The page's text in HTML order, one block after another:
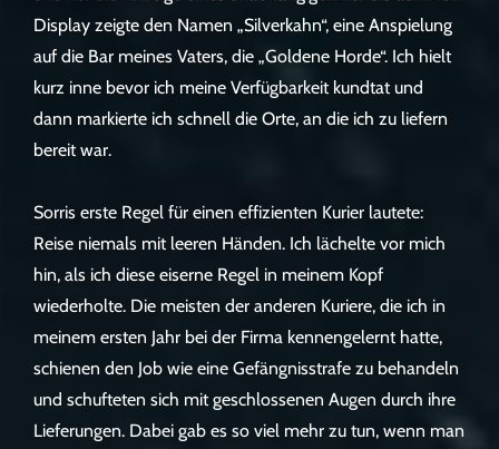
Display zeigte den Namen „Silverkahn“, eine Anspielung
auf die Bar meines Vaters, die „Goldene Horde“. Ich hielt
kurz inne bevor ich meine Verfügbarkeit kundtat und
dann markierte ich schnell die Orte, an die ich zu liefern
bereit war.
Sorris erste Regel für einen effizienten Kurier lautete:
Reise niemals mit leeren Händen. Ich lächelte vor mich
hin, als ich diese eiserne Regel in meinem Kopf
wiederholte. Die meisten der anderen Kuriere, die ich in
meinem ersten Jahr bei der Firma kennengelernt hatte,
schienen den Job wie eine Gefängnisstrafe zu behandeln
und schufteten sich mit geschlossenen Augen durch ihre
Lieferungen. Dabei gab es so viel mehr zu tun, wenn man